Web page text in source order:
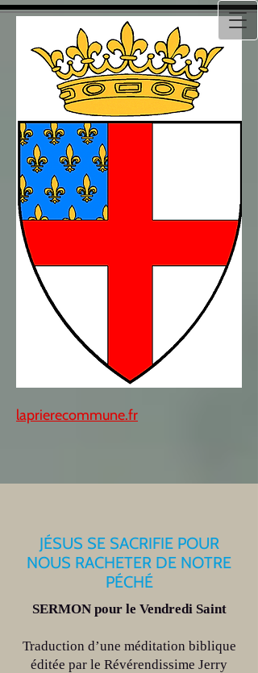
laprierecommune.fr
JÉSUS SE SACRIFIE POUR
NOUS RACHETER DE NOTRE
PÉCHÉ
SERMON pour le Vendredi Saint
Traduction d’une méditation biblique
éditée par le Révérendissime Jerry